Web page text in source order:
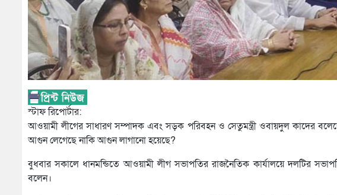
স্টাফ রিপোর্টার:
আওয়ামী লীগের সাধারণ সম্পাদক এবং সড়ক পরিবহন ও সেতুমন্ত্রী ওবায়দুল কাদের
আগুন লেগেছে নাকি আগুন লাগানো হয়েছে?
বুধবার সকালে ধানমন্ডিতে আওয়ামী লীগ সভাপতির রাজনৈতিক কার্যালয়ে দলটির
বলেন।